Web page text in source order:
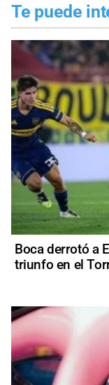
Te puede
Boca derrotó a
triunfo en el